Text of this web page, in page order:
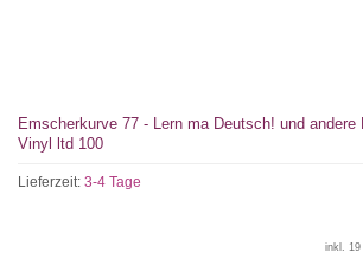
Emscherkurve 77 - Lern ma Deutsch! und
Vinyl ltd 100
Lieferzeit: 3-4 Tage
inkl.